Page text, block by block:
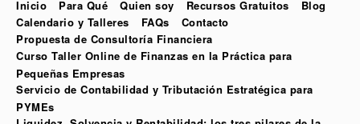
Inicio
Para Qué Quien soy Recursos Gratuitos
Blog
Calendario y Talleres
FAQs
Contacto
Propuesta de Consultoría Financiera
Curso Taller Online de Finanzas en la Práctica para
Pequeñas Empresas
Servicio de Contabilidad y Tributación Estratégica para
PYMEs